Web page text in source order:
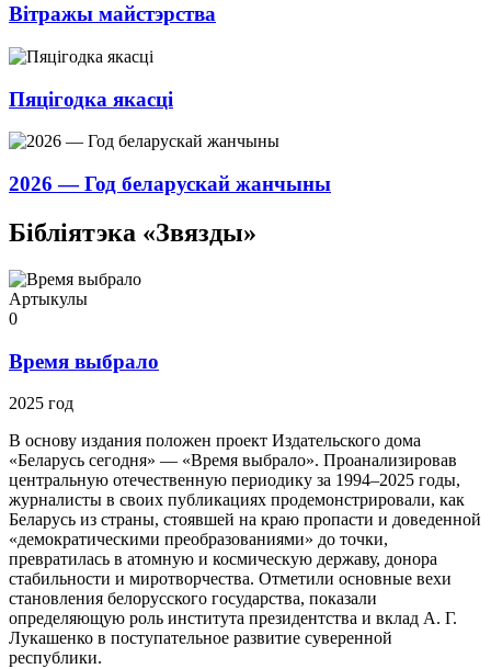
Вітражы майстэрства
Пяцігодка якасці
2026 — Год беларускай жанчыны
Бібліятэка «Звязды»
Артыкулы
0
Время выбрало
2025 год
В основу издания положен проект Издательского дома
«Беларусь сегодня» — «Время выбрало». Проанализировав
центральную отечественную периодику за 1994–2025 годы,
журналисты в своих публикациях продемонстрировали, как
Беларусь из страны, стоявшей на краю пропасти и доведенной
«демократическими преобразованиями» до точки,
превратилась в атомную и космическую державу, донора
стабильности и миротворчества. Отметили основные вехи
становления белорусского государства, показали
определяющую роль института президентства и вклад А. Г.
Лукашенко в поступательное развитие суверенной
республики.